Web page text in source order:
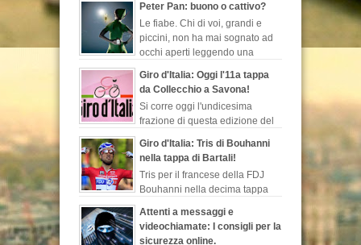
Peter Pan: buono o cattivo?
Le fiabe. Chi di voi, grandi e
piccini, non ha mai sognato ad
occhi aperti leggendo una
evadere dalla realtà, ch...
Giro d'Italia: Oggi l'11a tappa
da Collecchio a Savona!
Si corre oggi l'undicesima
frazione di questa edizione del
tappa più lunga di questa corsa rosa, 249 ...
Giro d'Italia: Tris di Bouhanni
nella tappa di Bartali!
Tris per il francese della FDJ
Bouhanni nella decima tappa
all'indimenticabile Gino Bartali, sempre più l...
Attenti a messaggi e
videochiamate: I consigli per la
sicurezza online.